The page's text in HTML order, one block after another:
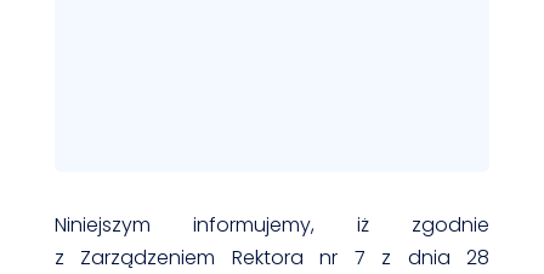
Niniejszym informujemy, iż zgodnie
z Zarządzeniem Rektora nr 7 z dnia 28